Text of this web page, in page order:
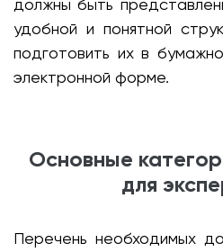
должны быть
удобной и понятной
подготовить их в
электронной форме.
Основные
для
Перечень необходимых